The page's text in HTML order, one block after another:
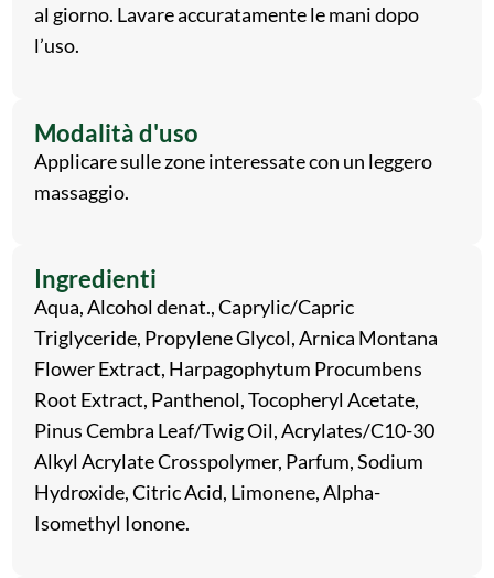
al giorno. Lavare accuratamente le mani dopo
l’uso.
Modalità d'uso
Applicare sulle zone interessate con un leggero
massaggio.
Ingredienti
Aqua, Alcohol denat., Caprylic/Capric
Triglyceride, Propylene Glycol, Arnica Montana
Flower Extract, Harpagophytum Procumbens
Root Extract, Panthenol, Tocopheryl Acetate,
Pinus Cembra Leaf/Twig Oil, Acrylates/C10-30
Alkyl Acrylate Crosspolymer, Parfum, Sodium
Hydroxide, Citric Acid, Limonene, Alpha-
Isomethyl Ionone.